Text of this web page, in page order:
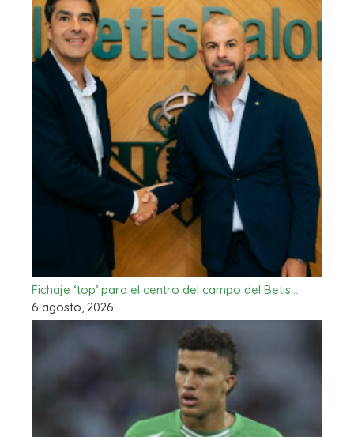
Fichaje ‘top’ para el centro del campo del Betis:…
6 agosto, 2026